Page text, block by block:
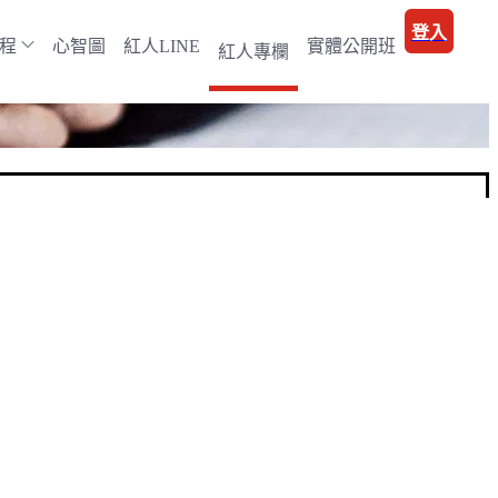
心智圖 紅人LINE 紅人專欄 實體公開班
登入